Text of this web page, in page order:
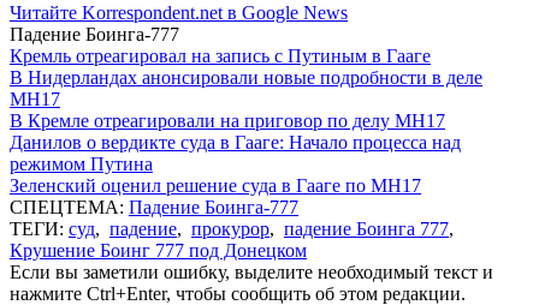
Читайте Korrespondent.net в Google News
Падение Боинга-777
Кремль отреагировал на запись с Путиным в Гааге
В Нидерландах анонсировали новые подробности в деле
MH17
В Кремле отреагировали на приговор по делу МН17
Данилов о вердикте суда в Гааге: Начало процесса над
режимом Путина
Зеленский оценил решение суда в Гааге по MH17
СПЕЦТЕМА: Падение Боинга-777
ТЕГИ: суд, падение, прокурор, падение Боинга 777,
Крушение Боинг 777 под Донецком
Если вы заметили ошибку, выделите необходимый текст и
нажмите Ctrl+Enter, чтобы сообщить об этом редакции.